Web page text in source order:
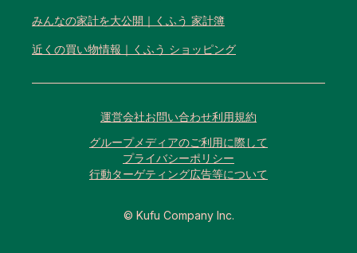
みんなの家計を大公開｜くふう 家計簿
近くの買い物情報｜くふう ショッピング
運営会社お問い合わせ利用規約
グループメディアのご利用に際して
プライバシーポリシー
行動ターゲティング広告等について
© Kufu Company Inc.